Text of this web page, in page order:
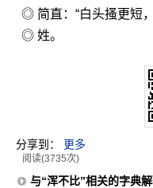
◎ 简直：“白头搔更短
◎ 姓。
分享到： 更多
阅读(3735次)
与“浑不比”相关的字典